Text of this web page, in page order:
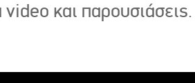
και παρουσιάσεις.